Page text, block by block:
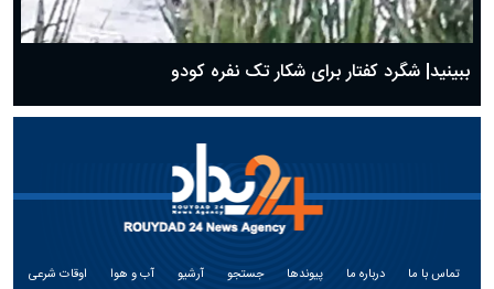
ببینید| شگرد کفتار برای شکار تک نفره کودو
تماس با ما درباره ما پیوندها جستجو آرشیو آب و هوا اوقات شرعی